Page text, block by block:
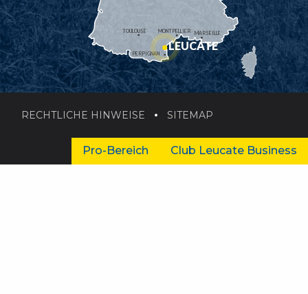
MONTPELLIER
PERPIGNAN
MARSEILLE
TOULOUSE
LEUCATE
RECHTLICHE HINWEISE SITEMAP
Pro-Bereich Club Leucate Business